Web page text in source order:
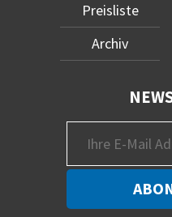
Preisliste
Archiv